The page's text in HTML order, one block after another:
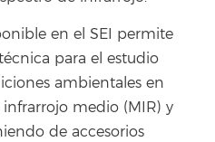
en el SEI permite
para el estudio
ambientales en
medio (MIR) y
de accesorios